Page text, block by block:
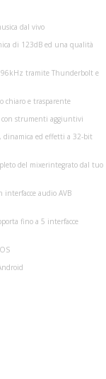
dal vivo
di 123dB ed una qualità
tramite Thunderbolt e
chiaro e trasparente
con strumenti aggiuntivi
dinamica ed effetti a 32-bit
del mixerintegrato dal tuo
interfacce audio AVB
fino a 5 interfacce